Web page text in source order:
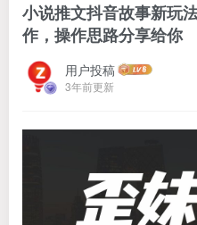
小说推文抖音故事新玩
作，操作思路分享给你
用户投稿
3年前更新